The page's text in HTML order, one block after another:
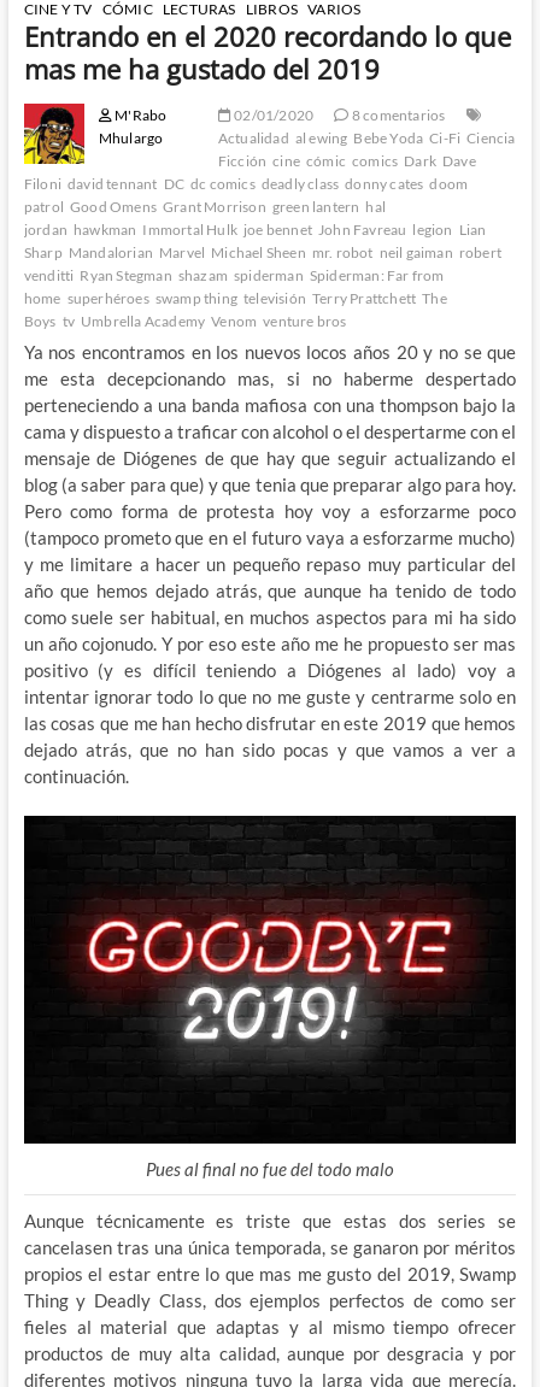
CINE Y TV CÓMIC LECTURAS LIBROS VARIOS
Entrando en el 2020 recordando lo que
mas me ha gustado del 2019
M'Rabo
Mhulargo
02/01/2020
8 comentarios
Actualidad al ewing Bebe Yoda Ci-Fi Ciencia
Ficción cine cómic comics Dark Dave
Filoni david tennant DC dc comics deadly class donny cates doom
patrol Good Omens Grant Morrison green lantern hal
jordan hawkman Immortal Hulk joe bennet John Favreau legion Lian
Sharp Mandalorian Marvel Michael Sheen mr. robot neil gaiman robert
venditti Ryan Stegman shazam spiderman Spiderman: Far from
home superhéroes swamp thing televisión Terry Prattchett The
Boys tv Umbrella Academy Venom venture bros
Ya nos encontramos en los nuevos locos años 20 y no se que
me esta decepcionando mas, si no haberme despertado
perteneciendo a una banda mafiosa con una thompson bajo la
cama y dispuesto a traficar con alcohol o el despertarme con el
mensaje de Diógenes de que hay que seguir actualizando el
blog (a saber para que) y que tenia que preparar algo para hoy.
Pero como forma de protesta hoy voy a esforzarme poco
(tampoco prometo que en el futuro vaya a esforzarme mucho)
y me limitare a hacer un pequeño repaso muy particular del
año que hemos dejado atrás, que aunque ha tenido de todo
como suele ser habitual, en muchos aspectos para mi ha sido
un año cojonudo. Y por eso este año me he propuesto ser mas
positivo (y es difícil teniendo a Diógenes al lado) voy a
intentar ignorar todo lo que no me guste y centrarme solo en
las cosas que me han hecho disfrutar en este 2019 que hemos
dejado atrás, que no han sido pocas y que vamos a ver a
continuación.
Pues al final no fue del todo malo
Aunque técnicamente es triste que estas dos series se
cancelasen tras una única temporada, se ganaron por méritos
propios el estar entre lo que mas me gusto del 2019, Swamp
Thing y Deadly Class, dos ejemplos perfectos de como ser
fieles al material que adaptas y al mismo tiempo ofrecer
productos de muy alta calidad, aunque por desgracia y por
diferentes motivos ninguna tuvo la larga vida que merecía.